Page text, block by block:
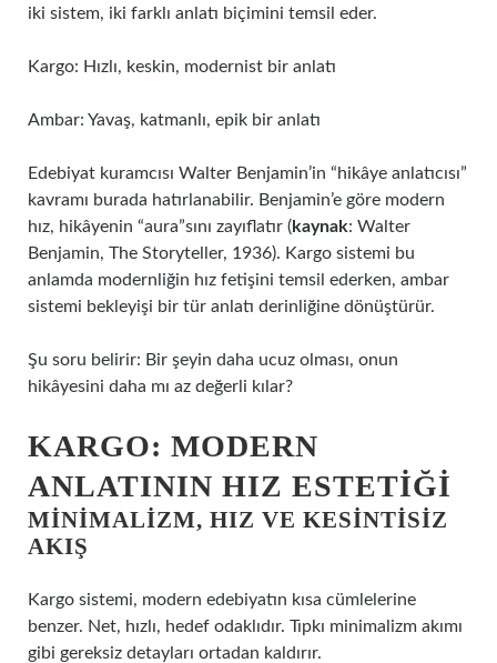
iki sistem, iki farklı anlatı biçimini temsil eder.
Kargo: Hızlı, keskin, modernist bir anlatı
Ambar: Yavaş, katmanlı, epik bir anlatı
Edebiyat kuramcısı Walter Benjamin’in “hikâye anlatıcısı”
kavramı burada hatırlanabilir. Benjamin’e göre modern
hız, hikâyenin “aura”sını zayıflatır (kaynak: Walter
Benjamin, The Storyteller, 1936). Kargo sistemi bu
anlamda modernliğin hız fetişini temsil ederken, ambar
sistemi bekleyişi bir tür anlatı derinliğine dönüştürür.
Şu soru belirir: Bir şeyin daha ucuz olması, onun
hikâyesini daha mı az değerli kılar?
KARGO: MODERN
ANLATININ HIZ ESTETIĞI
MINIMALIZM, HIZ VE KESINTISIZ
AKIŞ
Kargo sistemi, modern edebiyatın kısa cümlelerine
benzer. Net, hızlı, hedef odaklıdır. Tıpkı minimalizm akımı
gibi gereksiz detayları ortadan kaldırır.